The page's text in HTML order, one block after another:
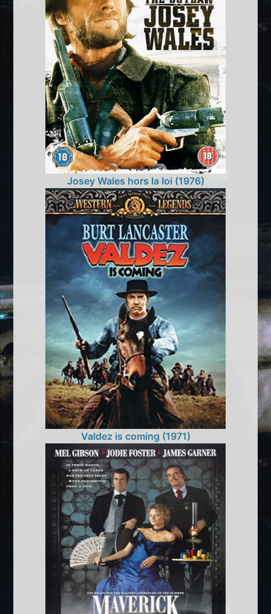
Josey Wales hors la loi (1976)
Valdez is coming (1971)